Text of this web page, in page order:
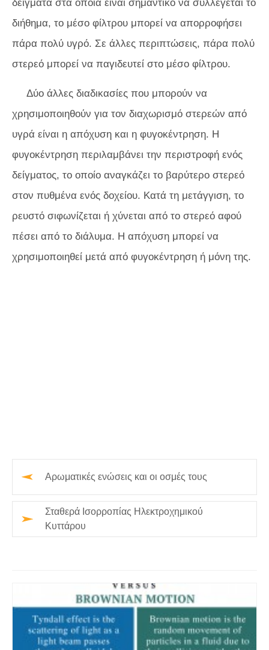
δείγματα στα οποία είναι σημαντικό να συλλέγεται το
διήθημα, το μέσο φίλτρου μπορεί να απορροφήσει
πάρα πολύ υγρό. Σε άλλες περιπτώσεις, πάρα πολύ
στερεό μπορεί να παγιδευτεί στο μέσο φίλτρου.
Δύο άλλες διαδικασίες που μπορούν να
χρησιμοποιηθούν για τον διαχωρισμό στερεών από
υγρά είναι η απόχυση και η φυγοκέντρηση. Η
φυγοκέντρηση περιλαμβάνει την περιστροφή ενός
δείγματος, το οποίο αναγκάζει το βαρύτερο στερεό
στον πυθμένα ενός δοχείου. Κατά τη μετάγγιση, το
ρευστό σιφωνίζεται ή χύνεται από το στερεό αφού
πέσει από το διάλυμα. Η απόχυση μπορεί να
χρησιμοποιηθεί μετά από φυγοκέντρηση ή μόνη της.
Αρωματικές ενώσεις και οι οσμές τους
Σταθερά Ισορροπίας Ηλεκτροχημικού
Κυττάρου